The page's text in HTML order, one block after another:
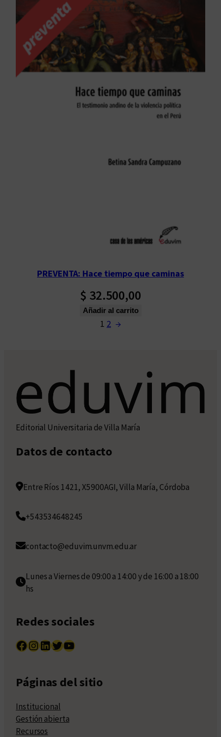
PREVENTA: Hace tiempo que caminas
$ 32.500,00
Añadir al carrito
1 2 →
Editorial Universitaria de Villa María
Datos de contacto
Entre Ríos 1421, X5900AGI, Villa María, Córdoba
+543534648245
contacto@eduvim.unvm.edu.ar
Lunes a Viernes de 09:00 a 14:00 y de 16:00 a 18:00
hs
Redes sociales
Facebook InstagramLinkedIn Twitter YouTube
Páginas del sitio
Institucional
Gestión abierta
Recursos